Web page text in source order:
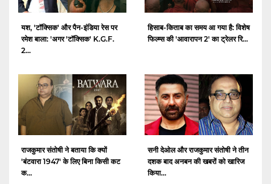
यश, 'टॉक्सिक' और पैन-इंडिया रेस पर
रमेश बाला: 'अगर 'टॉक्सिक' K.G.F.
2...
हिसाब-किताब का समय आ गया है: विशेष
फिल्म्स की 'आवारापन 2' का ट्रेलर रि...
राजकुमार संतोषी ने बताया कि क्यों
'बंटवारा 1947' के लिए बिना किसी कट
क...
सनी देओल और राजकुमार संतोषी ने तीन
दशक बाद अनबन की खबरों को खारिज
किया...